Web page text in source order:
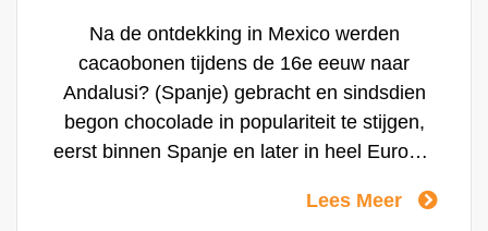
Na de ontdekking in Mexico werden
cacaobonen tijdens de 16e eeuw naar
Andalusi? (Spanje) gebracht en sindsdien
begon chocolade in populariteit te stijgen,
eerst binnen Spanje en later in heel Europa.
Spanje, nodigt Licor 43 je uit om Licor 43
Lees Meer